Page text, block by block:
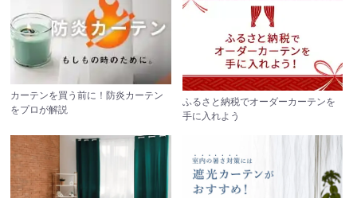
カーテンを買う前に！ 防炎カーテン
をプロが解説
ふるさと納税でオーダーカーテンを
手に入れよう